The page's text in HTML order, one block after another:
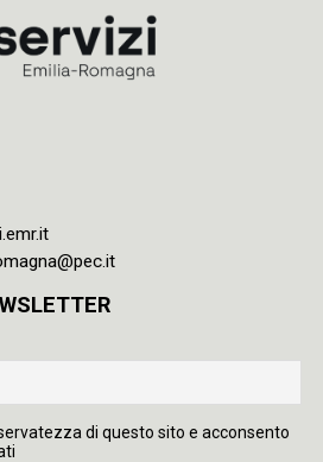
di questo sito e acconsento